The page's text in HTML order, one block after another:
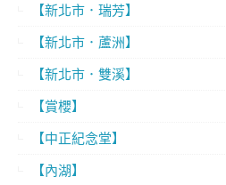
【新北市．瑞芳】
【新北市．蘆洲】
【新北市．雙溪】
【賞櫻】
【中正紀念堂】
【內湖】